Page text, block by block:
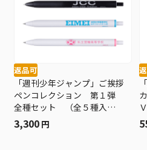
返品可
「週刊少年ジャンプ」ご挨拶
ペンコレクション 第１弾
全種セット （全５種入
り） ＢＤ４−ＪＦ
3,300 円